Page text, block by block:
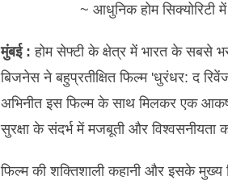
~ आधुनिक होम सिक्योरिटी
मुंबई : होम सेफ्टी के क्षेत्र में भारत के सबसे
बिजनेस ने बहुप्रतीक्षित फिल्म 'धुरंधर: द
अभिनीत इस फिल्म के साथ मिलकर एक
सुरक्षा के संदर्भ में मजबूती और विश्वसनीयता
फिल्म की शक्तिशाली कहानी और इसके मुख्य